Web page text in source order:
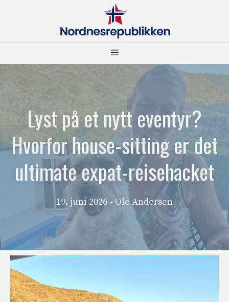
Meny
Lyst på et nytt eventyr?
Hvorfor house-sitting er det
ultimate expat-reisehacket
19. juni 2026 - Ole Andersen